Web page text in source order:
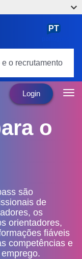
o recrutamento
PT
Login
o
são
de
os
orientadores,
fiáveis
competências e